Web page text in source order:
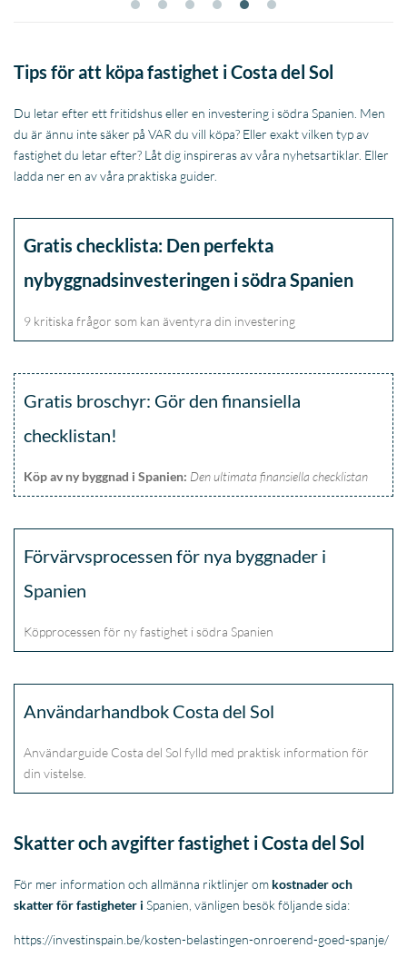
Tips för att köpa fastighet i Costa del Sol
Du letar efter ett fritidshus eller en investering i södra Spanien. Men
du är ännu inte säker på VAR du vill köpa? Eller exakt vilken typ av
fastighet du letar efter? Låt dig inspireras av våra nyhetsartiklar. Eller
ladda ner en av våra praktiska guider.
Gratis checklista: Den perfekta
nybyggnadsinvesteringen i södra Spanien
9 kritiska frågor som kan äventyra din investering
Gratis broschyr: Gör den finansiella
checklistan!
Köp av ny byggnad i Spanien: Den ultimata finansiella checklistan
Förvärvsprocessen för nya byggnader i
Spanien
Köpprocessen för ny fastighet i södra Spanien
Användarhandbok Costa del Sol
Användarguide Costa del Sol fylld med praktisk information för
din vistelse.
Skatter och avgifter fastighet i Costa del Sol
För mer information och allmänna riktlinjer om kostnader och
skatter för fastigheter i Spanien, vänligen besök följande sida:
https://investinspain.be/kosten-belastingen-onroerend-goed-spanje/